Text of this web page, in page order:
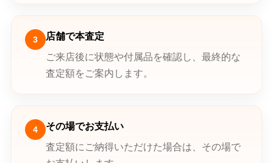
3
店舗で本査定
ご来店後に状態や付属品を確認し、最終的な
査定額をご案内します。
4
その場でお支払い
査定額にご納得いただけた場合は、その場で